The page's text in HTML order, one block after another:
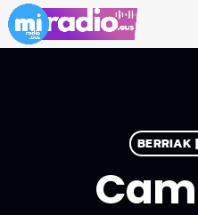
BERRIAK